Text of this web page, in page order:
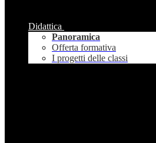
Didattica
Panoramica
Offerta formativa
I progetti delle classi